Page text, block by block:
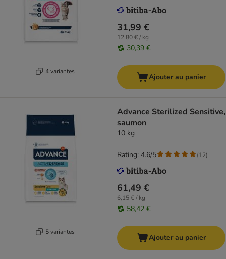
4 variantes
31,99 €
12,80 € / kg
30,39 €
Ajouter au panier
5 variantes
Advance Sterilized Sensitive,
saumon
10 kg
61,49 €
6,15 € / kg
58,42 €
Rating: 4.6/5 (12)
Ajouter au panier